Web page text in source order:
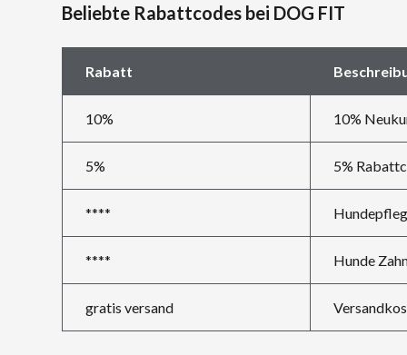
Beliebte Rabattcodes bei DOG FIT
Rabatt
10% 10%
5% 5%
****
**** Hunde
gratis versand